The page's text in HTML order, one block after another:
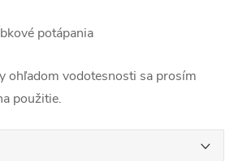
potápania
ohľadom vodotesnosti sa prosím
použitie.